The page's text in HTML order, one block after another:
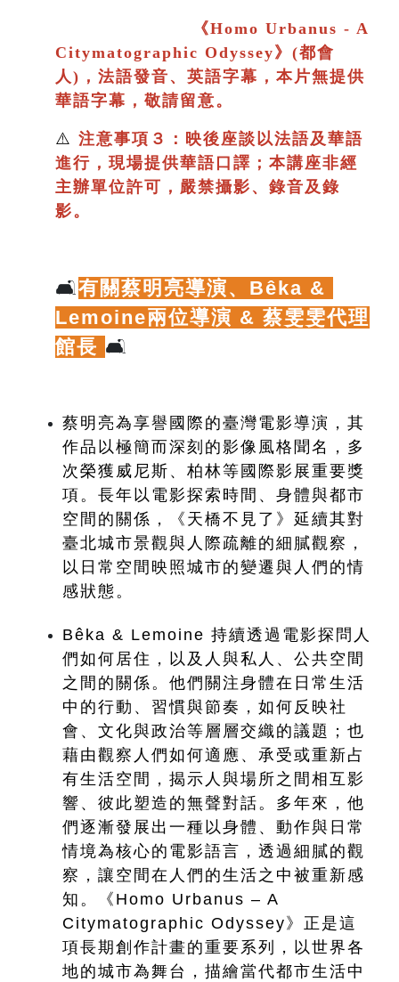
《Homo Urbanus - A
Citymatographic Odyssey》(都會
人)，法語發音、英語字幕，本片無提供
華語字幕，敬請留意。
⚠️ 注意事項３：映後座談以法語及華語
進行 ，現場提供華語口譯； 本講座非經
主辦單位許可，嚴禁攝影、錄音及錄
影。
🛋️有關蔡明亮導演、 Bêka &
Lemoine兩位導演 & 蔡雯雯代理
館長 🛋️
蔡明亮為享譽國際的臺灣電影導演，其
作品以極簡而深刻的影像風格聞名，多
次榮獲威尼斯、柏林等國際影展重要獎
項。長年以電影探索時間、身體與都市
空間的關係，《天橋不見了》延續其對
臺北城市景觀與人際疏離的細膩觀察，
以日常空間映照城市的變遷與人們的情
感狀態。
Bêka & Lemoine 持續透過電影探問人
們如何居住，以及人與私人、公共空間
之間的關係。他們關注身體在日常生活
中的行動、習慣與節奏，如何反映社
會、文化與政治等層層交織的議題；也
藉由觀察人們如何適應、承受或重新占
有生活空間，揭示人與場所之間相互影
響、彼此塑造的無聲對話。多年來，他
們逐漸發展出一種以身體、動作與日常
情境為核心的電影語言，透過細膩的觀
察，讓空間在人們的生活之中被重新感
知。《Homo Urbanus – A
Citymatographic Odyssey》正是這
項長期創作計畫的重要系列，以世界各
地的城市為舞台，描繪當代都市生活中